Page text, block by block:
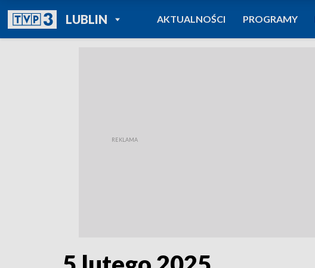
LUBLINPOWRÓT DO
TVP REGIONY
AKTUALNOŚCI PROGRAMY